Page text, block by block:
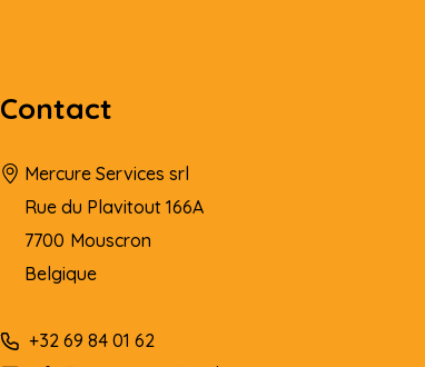
Contact
Mercure Services srl
Rue du Plavitout 166A
7700 Mouscron
Belgique
+32 69 84 01 62